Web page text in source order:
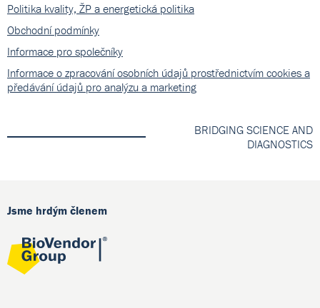
Politika kvality, ŽP a energetická politika
Obchodní podmínky
Informace pro společníky
Informace o zpracování osobních údajů prostřednictvím cookies a
předávání údajů pro analýzu a marketing
BRIDGING SCIENCE AND
DIAGNOSTICS
Jsme hrdým členem